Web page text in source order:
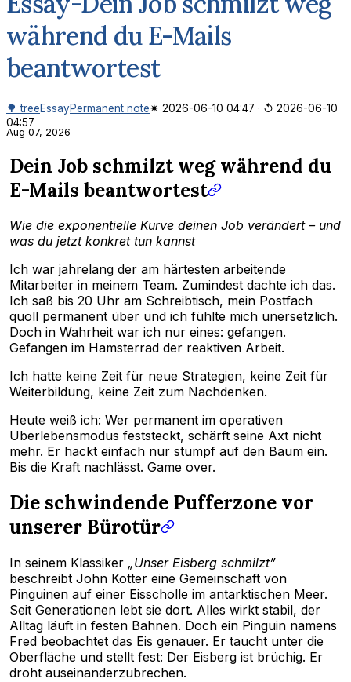
während du E-Mails
beantwortest
🌳 treeEssayPermanent note✷ 2026-06-10 04:47 · ↺ 2026-06-10
04:57
Aug 07, 2026
Dein Job schmilzt weg während du
E-Mails beantwortest
Wie die exponentielle Kurve deinen Job verändert – und
was du jetzt konkret tun kannst
Ich war jahrelang der am härtesten arbeitende
Mitarbeiter in meinem Team. Zumindest dachte ich das.
Ich saß bis 20 Uhr am Schreibtisch, mein Postfach
quoll permanent über und ich fühlte mich unersetzlich.
Doch in Wahrheit war ich nur eines: gefangen.
Gefangen im Hamsterrad der reaktiven Arbeit.
Ich hatte keine Zeit für neue Strategien, keine Zeit für
Weiterbildung, keine Zeit zum Nachdenken.
Heute weiß ich: Wer permanent im operativen
Überlebensmodus feststeckt, schärft seine Axt nicht
mehr. Er hackt einfach nur stumpf auf den Baum ein.
Bis die Kraft nachlässt. Game over.
Die schwindende Pufferzone vor
unserer Bürotür
In seinem Klassiker „Unser Eisberg schmilzt”
beschreibt John Kotter eine Gemeinschaft von
Pinguinen auf einer Eisscholle im antarktischen Meer.
Seit Generationen lebt sie dort. Alles wirkt stabil, der
Alltag läuft in festen Bahnen. Doch ein Pinguin namens
Fred beobachtet das Eis genauer. Er taucht unter die
Oberfläche und stellt fest: Der Eisberg ist brüchig. Er
droht auseinanderzubrechen.